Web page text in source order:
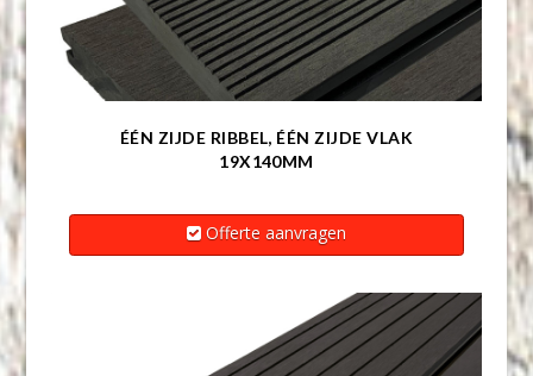
ÉÉN ZIJDE RIBBEL, ÉÉN ZIJDE VLAK
19X140MM
Offerte aanvragen